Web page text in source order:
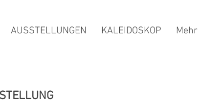
AUSSTELLUNGEN KALEIDOSKOP Mehr